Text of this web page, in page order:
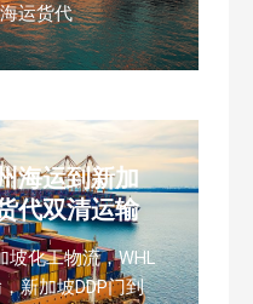
运货代
海运到新加
代双清运输
坡化工物流，WHL
新加坡DDP门到